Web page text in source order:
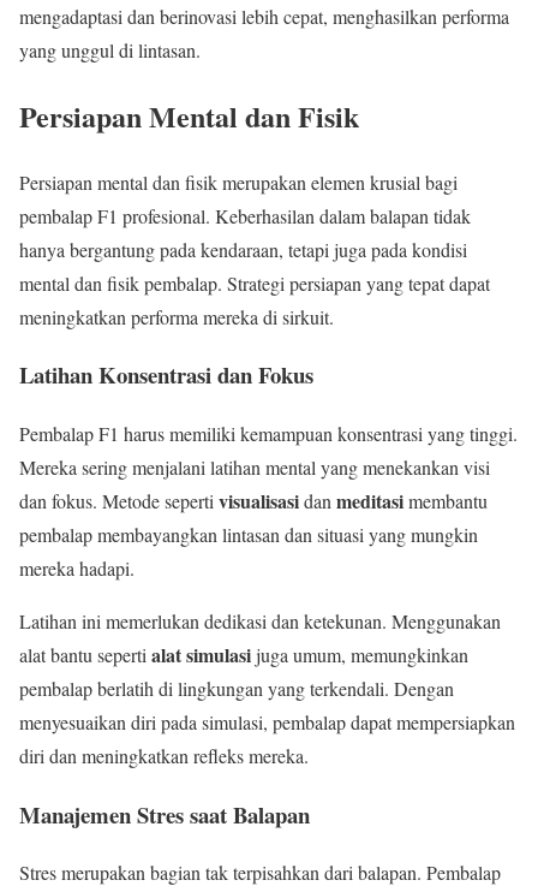
mengadaptasi dan berinovasi lebih cepat, menghasilkan performa
yang unggul di lintasan.
Persiapan Mental dan Fisik
Persiapan mental dan fisik merupakan elemen krusial bagi
pembalap F1 profesional. Keberhasilan dalam balapan tidak
hanya bergantung pada kendaraan, tetapi juga pada kondisi
mental dan fisik pembalap. Strategi persiapan yang tepat dapat
meningkatkan performa mereka di sirkuit.
Latihan Konsentrasi dan Fokus
Pembalap F1 harus memiliki kemampuan konsentrasi yang tinggi.
Mereka sering menjalani latihan mental yang menekankan visi
dan fokus. Metode seperti visualisasidan meditasimembantu
pembalap membayangkan lintasan dan situasi yang mungkin
mereka hadapi.
Latihan ini memerlukan dedikasi dan ketekunan. Menggunakan
alat bantu seperti alat simulasijuga umum, memungkinkan
pembalap berlatih di lingkungan yang terkendali. Dengan
menyesuaikan diri pada simulasi, pembalap dapat mempersiapkan
diri dan meningkatkan refleks mereka.
Manajemen Stres saat Balapan
Stres merupakan bagian tak terpisahkan dari balapan. Pembalap